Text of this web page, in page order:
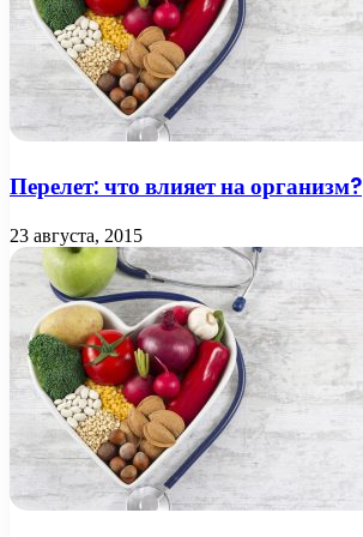
Перелет: что влияет на организм?
23 августа, 2015